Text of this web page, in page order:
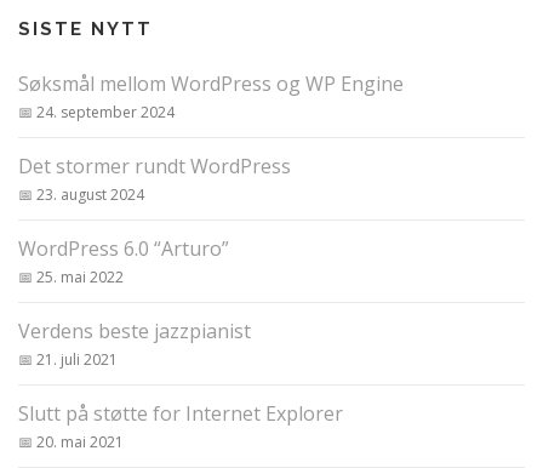
SISTE NYTT
Søksmål mellom WordPress og WP Engine
24. september 2024
Det stormer rundt WordPress
23. august 2024
WordPress 6.0 “Arturo”
25. mai 2022
Verdens beste jazzpianist
21. juli 2021
Slutt på støtte for Internet Explorer
20. mai 2021